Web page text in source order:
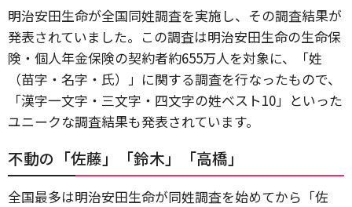
明治安田生命が全国同姓調査を実施し、その調査結果が
発表されていました。この調査は明治安田生命の生命保
険・個人年金保険の契約者約655万人を対象に、「姓
（苗字・名字・氏）」に関する調査を行なったもので、
「漢字一文字・三文字・四文字の姓ベスト10」といった
ユニークな調査結果も発表されています。
不動の「佐藤」「鈴木」「高橋」
全国最多は明治安田生命が同姓調査を始めてから「佐